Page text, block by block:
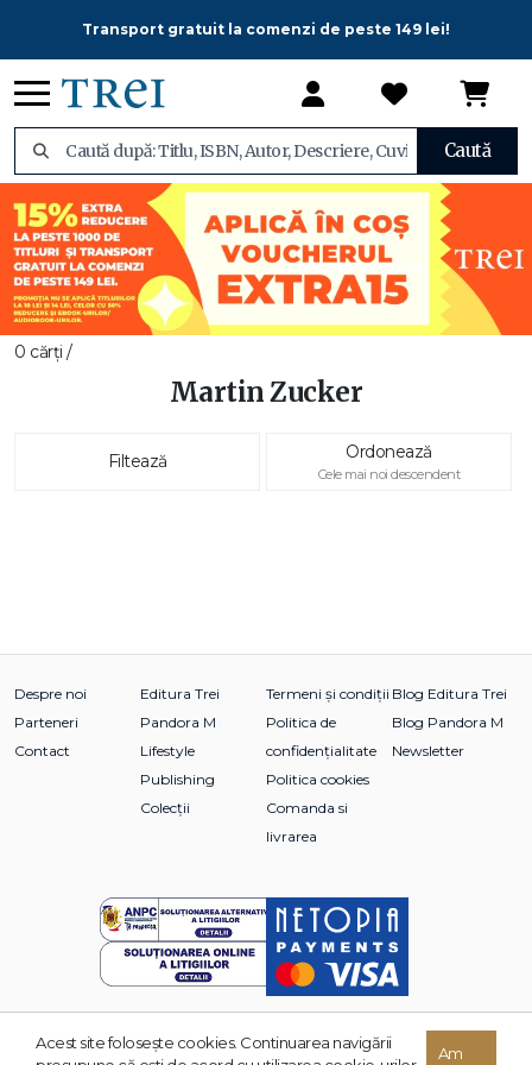
Transport gratuit la comenzi de peste 149 lei!
Caută
0 cărți /
Martin Zucker
Filtează Ordonează
Cele mai noi descendent
Despre noi
Parteneri
Contact
Editura Trei
Pandora M
Lifestyle
Publishing
Colecții
Termeni și condiții
Politica de
confidențialitate
Politica cookies
Comanda si
livrarea
Blog Editura Trei
Blog Pandora M
Newsletter
© 2026 Grupul Editorial TREI. Toate drepturile rezervate.
Acest site foloseşte cookies. Continuarea navigării
Am